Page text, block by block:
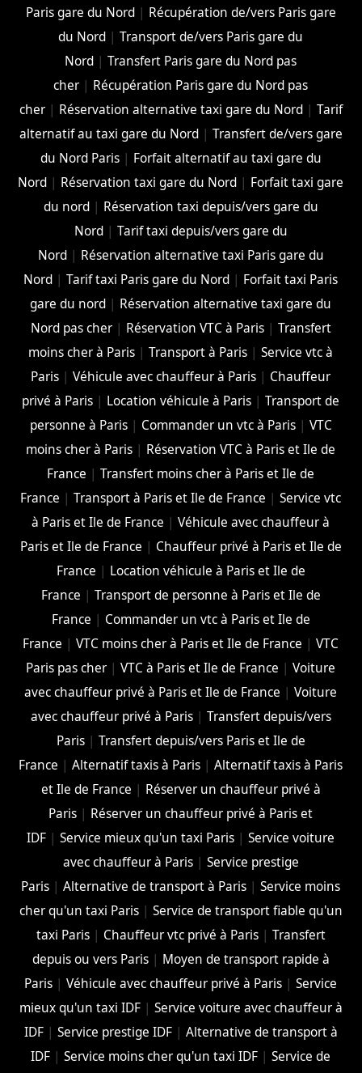
Paris gare du Nord| Récupération de/vers Paris gare
du Nord |Transport de/vers Paris gare du
Nord |Transfert Paris gare du Nord pas
cher | Récupération Paris gare du Nord pas
cher| Réservation alternative taxi gare du Nord| Tarif
alternatif au taxi gare du Nord| Transfert de/vers gare
du Nord Paris| Forfait alternatif au taxi gare du
Nord | Réservation taxi gare du Nord | Forfait taxi gare
du nord| Réservation taxi depuis/vers gare du
Nord| Tarif taxi depuis/vers gare du
Nord| Réservation alternative taxi Paris gare du
Nord |Tarif taxi Paris gare du Nord | Forfait taxi Paris
gare du nord | Réservation alternative taxi gare du
Nord pas cher| Réservation VTC à Paris| Transfert
moins cher à Paris |Transport à Paris |Service vtc à
Paris |Véhicule avec chauffeur à Paris | Chauffeur
privé à Paris | Location véhicule à Paris |Transport de
personne à Paris| Commander un vtc à Paris| VTC
moins cher à Paris | Réservation VTC à Paris et Ile de
France |Transfert moins cher à Paris et Ile de
France |Transport à Paris et Ile de France |Service vtc
à Paris et Ile de France |Véhicule avec chauffeur à
Paris et Ile de France | Chauffeur privé à Paris et Ile de
France | Location véhicule à Paris et Ile de
France | Transport de personne à Paris et Ile de
France | Commander un vtc à Paris et Ile de
France |VTC moins cher à Paris et Ile de France |VTC
Paris pas cher |VTC à Paris et Ile de France |Voiture
avec chauffeur privé à Paris et Ile de France |Voiture
avec chauffeur privé à Paris| Transfert depuis/vers
Paris| Transfert depuis/vers Paris et Ile de
France |Alternatif taxis à Paris |Alternatif taxis à Paris
et Ile de France | Réserver un chauffeur privé à
Paris | Réserver un chauffeur privé à Paris et
IDF |Service mieux qu'un taxi Paris |Service voiture
avec chauffeur à Paris| Service prestige
Paris |Alternative de transport à Paris |Service moins
cher qu'un taxi Paris| Service de transport fiable qu'un
taxi Paris| Chauffeur vtc privé à Paris| Transfert
depuis ou vers Paris| Moyen de transport rapide à
Paris |Véhicule avec chauffeur privé à Paris |Service
mieux qu'un taxi IDF| Service voiture avec chauffeur à
IDF| Service prestige IDF| Alternative de transport à
IDF |Service moins cher qu'un taxi IDF |Service de